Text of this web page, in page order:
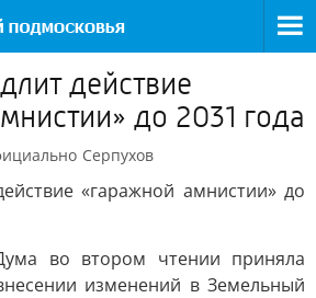
действие
до 2031 года
Серпухов
«гаражной амнистии» до
во втором чтении приняла
изменений в Земельный